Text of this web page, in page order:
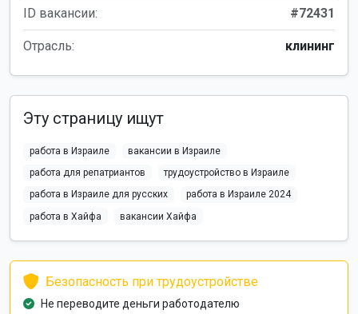
ID вакансии: #72431
Отрасль: клининг
Эту страницу ищут
работа в Израиле
вакансии в Израиле
работа для репатриантов
трудоустройство в Израиле
работа в Израиле для русских
работа в Израиле 2024
работа в Хайфа
вакансии Хайфа
Безопасность при трудоустройстве
Не переводите деньги работодателю